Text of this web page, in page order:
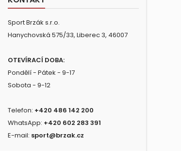
Sport Brzák s.r.o.
Hanychovská 575/33, Liberec 3, 46007
OTEVÍRACÍ DOBA:
Pondělí - Pátek - 9-17
Sobota - 9-12
Telefon: +420 486 142 200
WhatsApp: +420 602 283 391
E-mail: sport@brzak.cz